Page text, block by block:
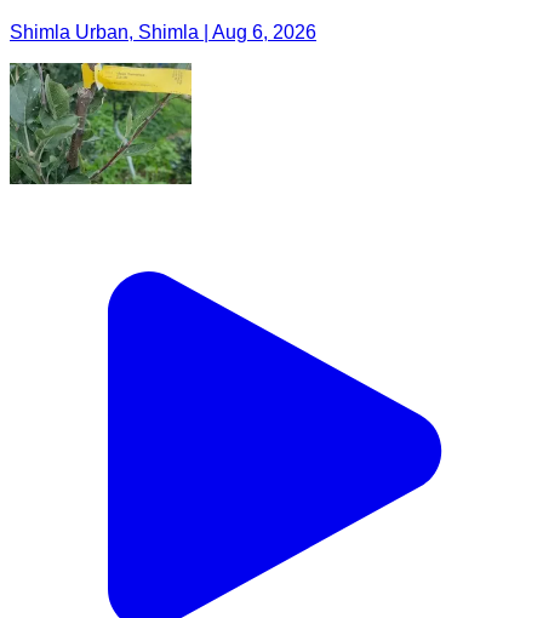
Shimla Urban, Shimla | Aug 6, 2026